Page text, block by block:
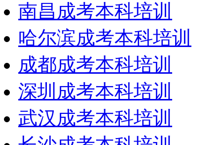
南昌成考本科培训
哈尔滨成考本科培训
成都成考本科培训
深圳成考本科培训
武汉成考本科培训